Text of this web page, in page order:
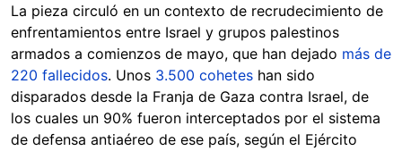
La pieza circuló en un contexto de recrudecimiento de
enfrentamientos entre Israel y grupos palestinos
armados a comienzos de mayo, que han dejado más de
220 fallecidos. Unos 3.500 cohetes han sido
disparados desde la Franja de Gaza contra Israel, de
los cuales un 90% fueron interceptados por el sistema
de defensa antiaéreo de ese país, según el Ejército